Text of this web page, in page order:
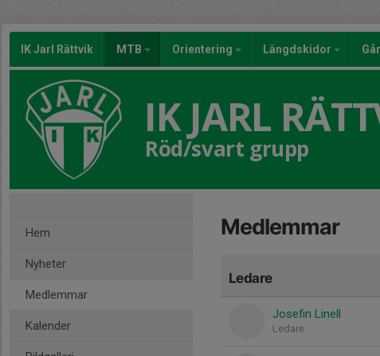
IK Jarl Rättvik MTB Orientering Längdskidor
IK JARL
Röd/svart grupp
Hem
Nyheter
Medlemmar
Kalender
Medlemmar
Ledare
Josefin Linell
Ledare